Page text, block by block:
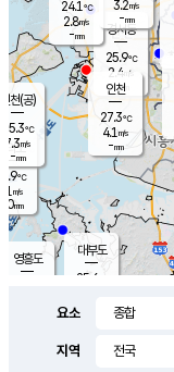
의도
℃
m/s
mm
영흥도
대부도
25.6
14.5
경서동
25.9℃
2.4 m/s
-mm
24.1℃
2.8m/s
-mm
3.2m/s
-mm
인천(공)
25.3℃
7.3m/s
-mm
인천
27.3℃
4.1 m/s
-mm
요소
지역